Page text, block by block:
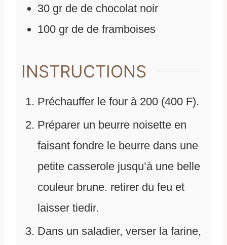
30 gr de de chocolat noir
100 gr de de framboises
INSTRUCTIONS
Préchauffer le four à 200 (400 F).
Préparer un beurre noisette en
faisant fondre le beurre dans une
petite casserole jusqu’à une belle
couleur brune. retirer du feu et
laisser tiedir.
Dans un saladier, verser la farine,